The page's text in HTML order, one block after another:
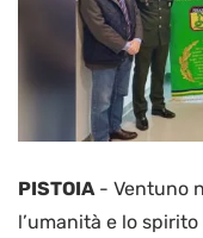
PISTOIA- Ventuno
l’umanità e lo